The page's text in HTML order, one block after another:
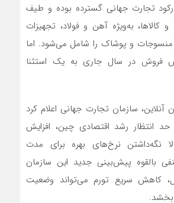
رکود تجارت جهانی گسترده بوده و طیف
کالاها، به‌ویژه آهن و فولاد، تجهیزات
منسوجات و پوشاک را شامل می‌شود. اما
فروش در سال جاری به یک استثنا
آنلاین، سازمان تجارت جهانی اعلام کرد
انتظار رشد اقتصادی چین، افزایش
نگه‌داشتن نرخ‌های بهره برای مدت
بالقوه پیش‌بینی جدید این سازمان
کاهش سریع تورم می‌تواند وضعیت
بخشد.